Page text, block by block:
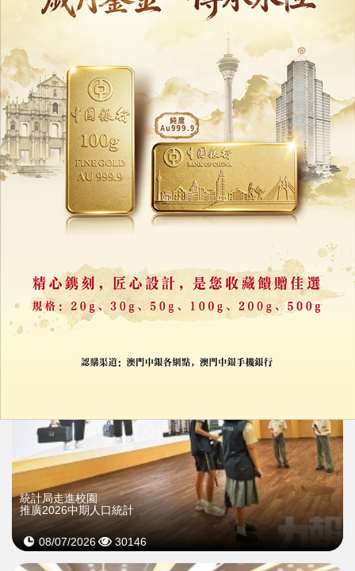
登錄
收藏 分享
上一篇 : 浸信中學70週年校慶音樂會4月21日奏
響
下一篇 : 至今收約300宗申請
相關新聞
統計局走進校園
推廣2026中期人口統計
08/07/2026 30146